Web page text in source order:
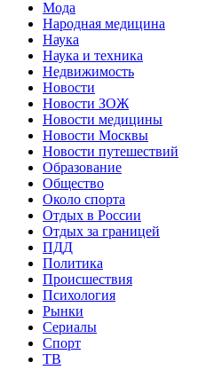
Мода
Народная медицина
Наука
Наука и техника
Недвижимость
Новости
Новости ЗОЖ
Новости медицины
Новости Москвы
Новости путешествий
Образование
Общество
Около спорта
Отдых в России
Отдых за границей
ПДД
Политика
Происшествия
Психология
Рынки
Сериалы
Спорт
ТВ